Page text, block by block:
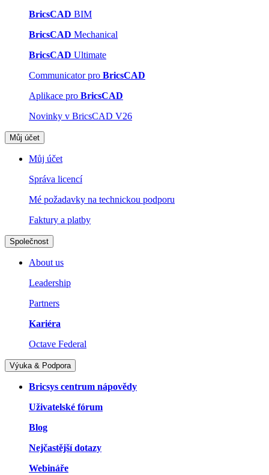
BricsCAD BIM
BricsCAD Mechanical
BricsCAD Ultimate
Communicator pro BricsCAD
Aplikace pro BricsCAD
Novinky v BricsCAD V26
Můj účet
Můj účet
Správa licencí
Mé požadavky na technickou podporu
Faktury a platby
Společnost
About us
Leadership
Partners
Kariéra
Octave Federal
Výuka & Podpora
Bricsys centrum nápovědy
Uživatelské fórum
Blog
Nejčastější dotazy
Webináře